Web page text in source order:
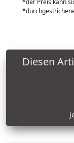
*der Preis kann